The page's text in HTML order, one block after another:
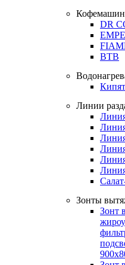
DR
BTB
Линии
Зонты
Зонт